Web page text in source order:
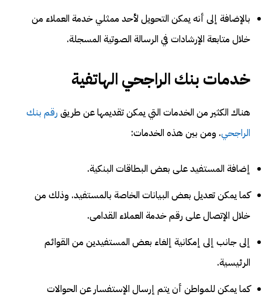
بالإضافة إلى أنه يمكن التحويل لأحد ممثلي خدمة العملاء من
خلال متابعة الإرشادات في الرسالة الصوتية المسجلة.
خدمات بنك الراجحي الهاتفية
هناك الكثير من الخدمات التي يمكن تقديمها عن طريق رقم بنك
الراجحي. ومن بين هذه الخدمات:
إضافة المستفيد على بعض البطاقات البنكية.
كما يمكن تعديل بعض البيانات الخاصة بالمستفيد. وذلك من
خلال الإتصال على رقم خدمة العملاء القدامى.
إلى جانب إلى إمكانية إلغاء بعض المستفيدين من القوائم
الرئيسية.
كما يمكن للمواطن أن يتم إرسال الإستفسار عن الحوالات